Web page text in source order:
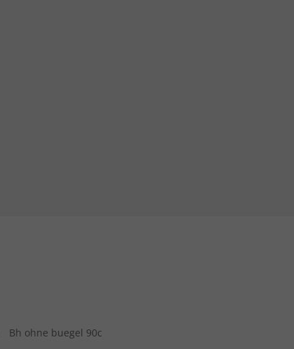
Bh ohne buegel 90c